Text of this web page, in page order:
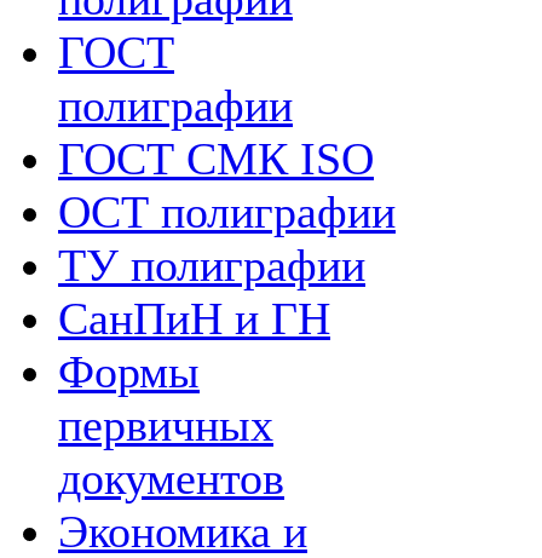
ГОСТ
полиграфии
ГОСТ СМК ISO
ОСТ полиграфии
ТУ полиграфии
СанПиН и ГН
Формы
первичных
документов
Экономика и